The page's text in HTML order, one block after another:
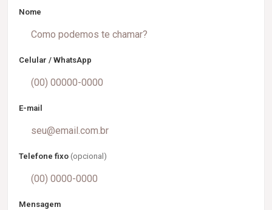
Nome
Celular / WhatsApp
E-mail
Telefone fixo (opcional)
Mensagem